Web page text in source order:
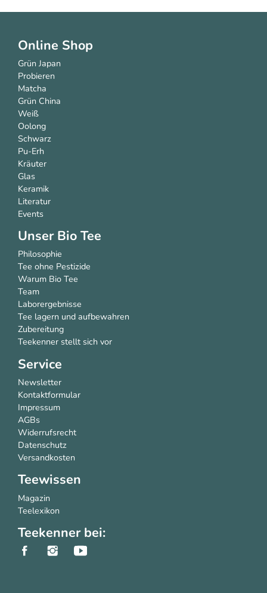
Online Shop
Grün Japan
Probieren
Matcha
Grün China
Weiß
Oolong
Schwarz
Pu-Erh
Kräuter
Glas
Keramik
Literatur
Events
Unser Bio Tee
Philosophie
Tee ohne Pestizide
Warum Bio Tee
Team
Laborergebnisse
Tee lagern und aufbewahren
Zubereitung
Teekenner stellt sich vor
Service
Newsletter
Kontaktformular
Impressum
AGBs
Widerrufsrecht
Datenschutz
Versandkosten
Teewissen
Magazin
Teelexikon
Teekenner bei: